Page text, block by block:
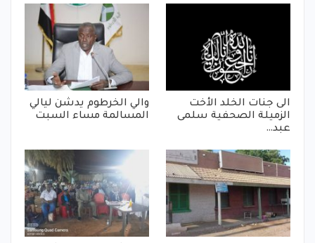
الى جنات الخلد الأخت
الزميلة الصحفية سلمى
عبد…
والي الخرطوم يدشن ليالي
المسالمة مساء السبت